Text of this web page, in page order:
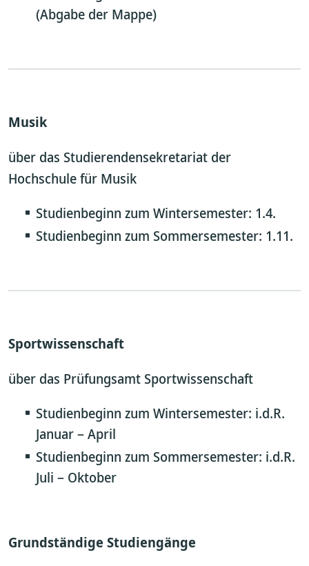
(Abgabe der Mappe)
Musik
über das Studierendensekretariat der
Hochschule für Musik
Studienbeginn zum Wintersemester: 1.4.
Studienbeginn zum Sommersemester: 1.11.
Sportwissenschaft
über das Prüfungsamt Sportwissenschaft
Studienbeginn zum Wintersemester: i.d.R.
Januar – April
Studienbeginn zum Sommersemester: i.d.R.
Juli – Oktober
Grundständige Studiengänge